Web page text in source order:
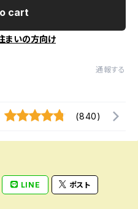
cart
まいの方向け
通報する
(840)
LINE ポスト